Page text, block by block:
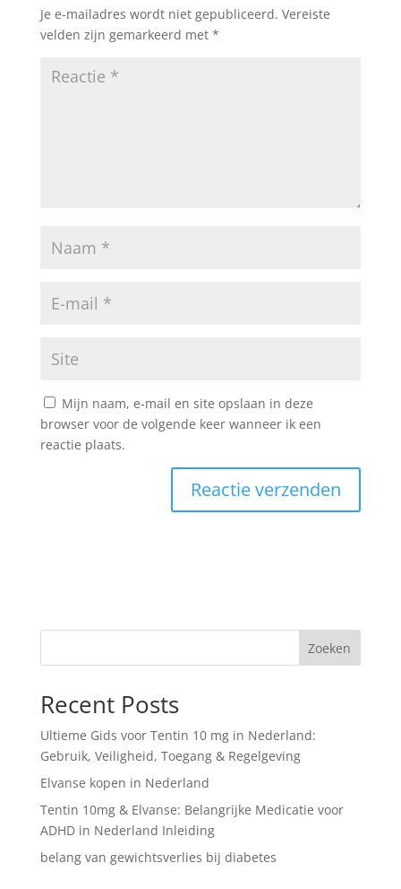
Je e-mailadres wordt niet gepubliceerd. Vereiste
velden zijn gemarkeerd met *
Mijn naam, e-mail en site opslaan in deze
browser voor de volgende keer wanneer ik een
reactie plaats.
Zoeken
Recent Posts
Ultieme Gids voor Tentin 10 mg in Nederland:
Gebruik, Veiligheid, Toegang & Regelgeving
Elvanse kopen in Nederland
Tentin 10mg & Elvanse: Belangrijke Medicatie voor
ADHD in Nederland Inleiding
belang van gewichtsverlies bij diabetes